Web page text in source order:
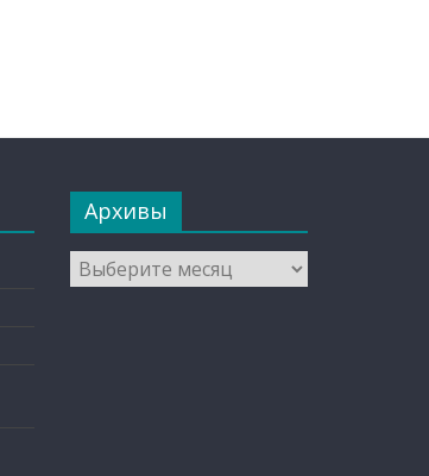
Архивы
Архивы